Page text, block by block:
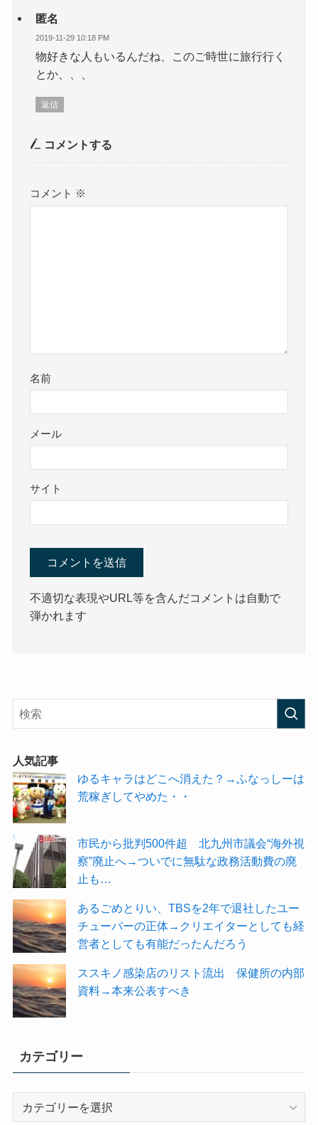
匿名
2019-11-29 10:18 PM
物好きな人もいるんだね、このご時世に旅行行く
とか、、、
返信
コメントする
コメント ※
名前
メール
サイト
不適切な表現やURL等を含んだコメントは自動で
弾かれます
人気記事
ゆるキャラはどこへ消えた？→ふなっしーは
荒稼ぎしてやめた・・
市民から批判500件超 北九州市議会“海外視
察”廃止へ→ついでに無駄な政務活動費の廃
止も…
あるごめとりい、TBSを2年で退社したユー
チューバーの正体→クリエイターとしても経
営者としても有能だったんだろう
ススキノ感染店のリスト流出 保健所の内部
資料→本来公表すべき
カテゴリー